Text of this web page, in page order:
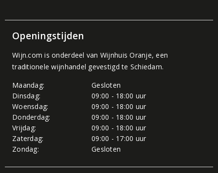
Openingstijden
Wijn.com is onderdeel van Wijnhuis Oranje, een
traditionele wijnhandel gevestigd te Schiedam.
Maandag:
Gesloten
Dinsdag:
09:00 - 18:00 uur
Woensdag:
09:00 - 18:00 uur
Donderdag:
09:00 - 18:00 uur
Vrijdag:
09:00 - 18:00 uur
Zaterdag:
09:00 - 17:00 uur
Zondag:
Gesloten